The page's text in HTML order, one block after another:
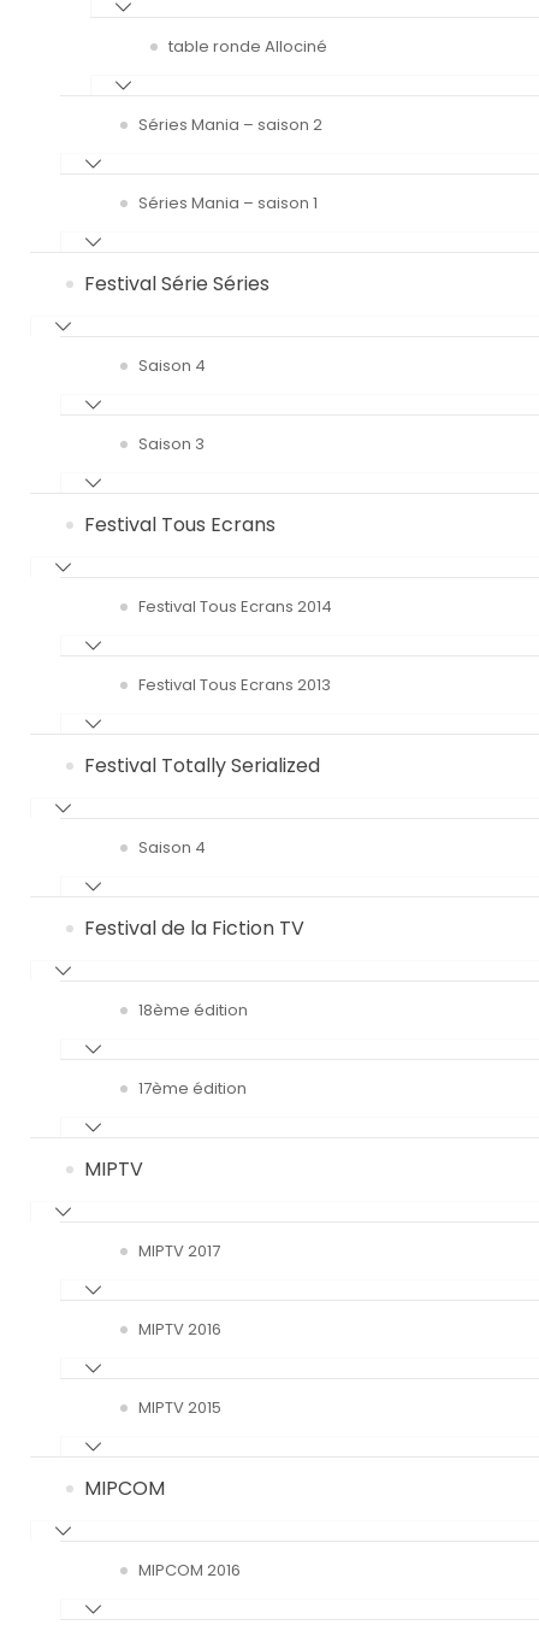
table ronde Allociné
Séries Mania – saison 2
Séries Mania – saison 1
Festival Série Séries
Saison 4
Saison 3
Festival Tous Ecrans
Festival Tous Ecrans 2014
Festival Tous Ecrans 2013
Festival Totally Serialized
Saison 4
Festival de la Fiction TV
18ème édition
17ème édition
MIPTV
MIPTV 2017
MIPTV 2016
MIPTV 2015
MIPCOM
MIPCOM 2016